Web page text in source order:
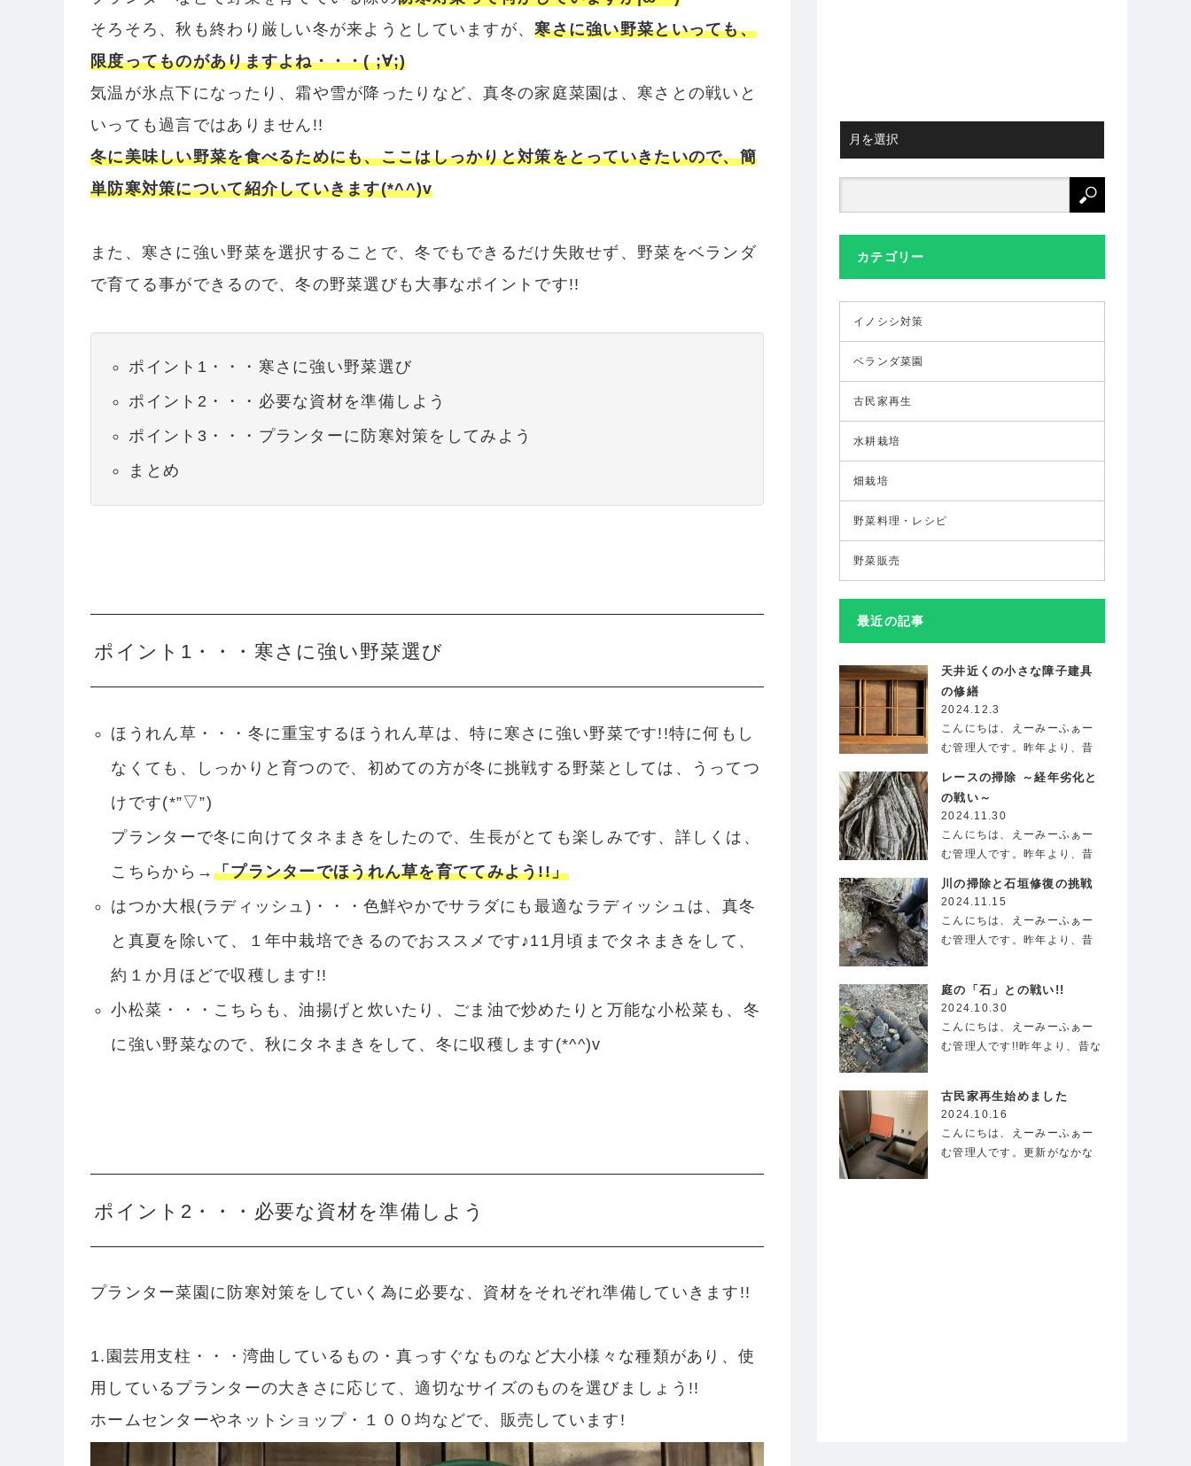
そろそろ、秋も終わり厳しい冬が来ようとしていますが、寒さに強い野菜といっても、
限度ってものがありますよね・・・( ;∀;)
気温が氷点下になったり、霜や雪が降ったりなど、真冬の家庭菜園は、寒さとの戦いと
いっても過言ではありません!!
冬に美味しい野菜を食べるためにも、ここはしっかりと対策をとっていきたいので、簡
単防寒対策について紹介していきます(*^^)v
また、寒さに強い野菜を選択することで、冬でもできるだけ失敗せず、野菜をベランダ
で育てる事ができるので、冬の野菜選びも大事なポイントです!!
ポイント1・・・寒さに強い野菜選び
ポイント2・・・必要な資材を準備しよう
ポイント3・・・プランターに防寒対策をしてみよう
まとめ
ポイント1・・・寒さに強い野菜選び
ほうれん草・・・冬に重宝するほうれん草は、特に寒さに強い野菜です!!特に何もし
なくても、しっかりと育つので、初めての方が冬に挑戦する野菜としては、うってつ
けです(*”▽”)
プランターで冬に向けてタネまきをしたので、生長がとても楽しみです、詳しくは、
こちらから→「プランターでほうれん草を育ててみよう!!」
はつか大根(ラディッシュ)・・・色鮮やかでサラダにも最適なラディッシュは、真冬
と真夏を除いて、１年中栽培できるのでおススメです♪11月頃までタネまきをして、
約１か月ほどで収穫します!!
小松菜・・・こちらも、油揚げと炊いたり、ごま油で炒めたりと万能な小松菜も、冬
に強い野菜なので、秋にタネまきをして、冬に収穫します(*^^)v
ポイント2・・・必要な資材を準備しよう
プランター菜園に防寒対策をしていく為に必要な、資材をそれぞれ準備していきます!!
1.園芸用支柱・・・湾曲しているもの・真っすぐなものなど大小様々な種類があり、使
用しているプランターの大きさに応じて、適切なサイズのものを選びましょう!!
ホームセンターやネットショップ・１００均などで、販売しています!
カテゴリー
イノシシ対策
ベランダ菜園
古民家再生
水耕栽培
畑栽培
野菜料理・レシピ
野菜販売
最近の記事
天井近くの小さな障子建具
の修繕
2024.12.3
こんにちは、えーみーふぁー
む管理人です。昨年より、昔
レースの掃除 ～経年劣化と
の戦い～
2024.11.30
こんにちは、えーみーふぁー
む管理人です。昨年より、昔
借…
川の掃除と石垣修復の挑戦
2024.11.15
こんにちは、えーみーふぁー
む管理人です。昨年より、昔
庭の「石」との戦い!!
2024.10.30
こんにちは、えーみーふぁー
む管理人です!!昨年より、昔な
古民家再生始めました
2024.10.16
こんにちは、えーみーふぁー
む管理人です。更新がなかな